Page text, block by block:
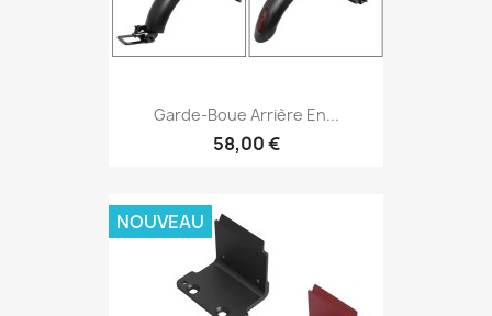
Garde-Boue Arrière En...
58,00 €
NOUVEAU